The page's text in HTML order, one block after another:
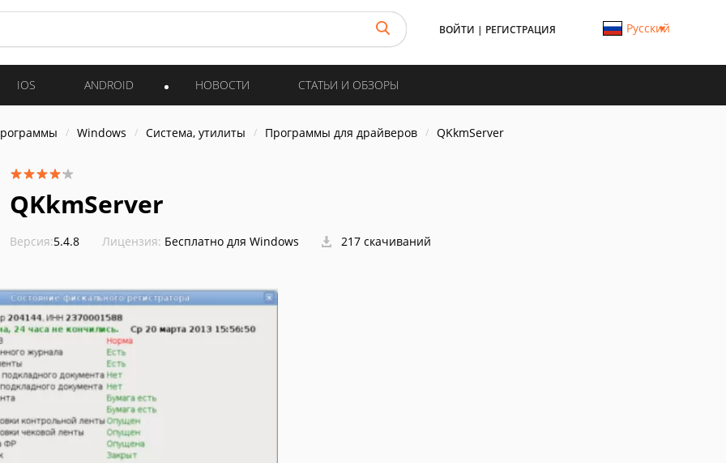
ВОЙТИ | РЕГИСТРАЦИЯ Русский
IOS ANDROID НОВОСТИ СТАТЬИ И ОБЗОРЫ
Windows Система, утилиты Программы для драйверов QKkmServer
QKkmServer
Версия:5.4.8 Лицензия: Бесплатно для Windows 217 скачиваний